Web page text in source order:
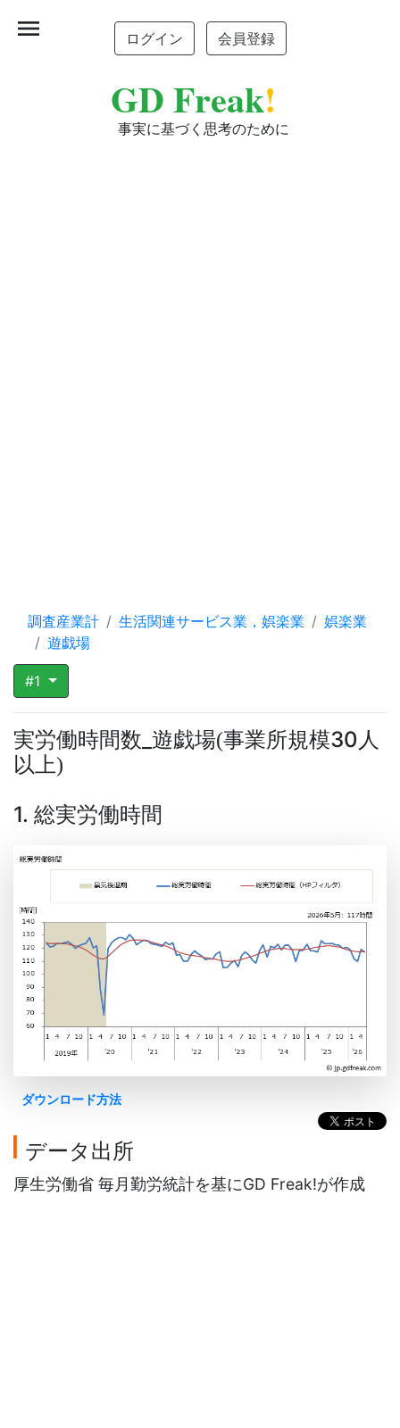
ログイン 会員登録
GD Freak!
事実に基づく思考のために
menu
調査産業計 生活関連サービス業，娯楽業
娯楽業
遊戯場
#1
実労働時間数_遊戯場(事業所規模30人
以上)
1. 総実労働時間
ダウンロード方法
データ出所
厚生労働省 毎月勤労統計を基にGD Freak!が作成